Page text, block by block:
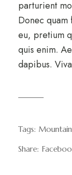
parturient
Donec
eu, pretium
quis enim.
dapibus.
Tags: Mountain
Share: